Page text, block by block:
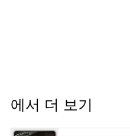
에서 더 보기